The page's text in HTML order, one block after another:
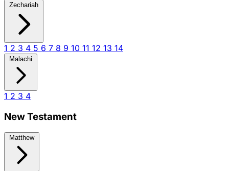
Zechariah
1 2 3 4 5 6 7 8 9 10 11 12 13 14
Malachi
1 2 3 4
New Testament
Matthew